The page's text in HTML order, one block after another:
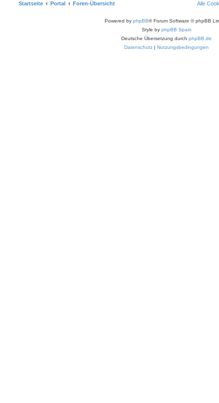
Startseite Portal Foren-Übersicht Alle
Powered by phpBB® Forum Software © phpBB
Style by phpBB Spain
Deutsche Übersetzung durch phpBB.de
Datenschutz | Nutzungsbedingungen